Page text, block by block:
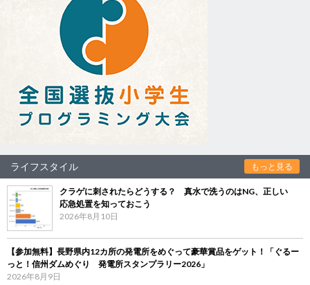
ライフスタイル もっと見る
クラゲに刺されたらどうする？ 真水で洗うのはNG、正しい
応急処置を知っておこう
2026年8月10日
【参加無料】長野県内12カ所の発電所をめぐって豪華賞品をゲット！「ぐるー
っと！信州ダムめぐり 発電所スタンプラリー2026」
2026年8月9日